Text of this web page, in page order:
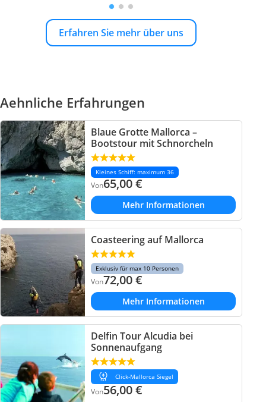
Erfahren Sie mehr über uns
Aehnliche Erfahrungen
Blaue Grotte Mallorca –
Bootstour mit Schnorcheln
Kleines Schiff: maximum 36
Von65,00€
Mehr Informationen
Coasteering auf Mallorca
Exklusiv für max 10 Personen
Von72,00€
Mehr Informationen
Delfin Tour Alcudia bei
Sonnenaufgang
Click-Mallorca Siegel
Von56,00€